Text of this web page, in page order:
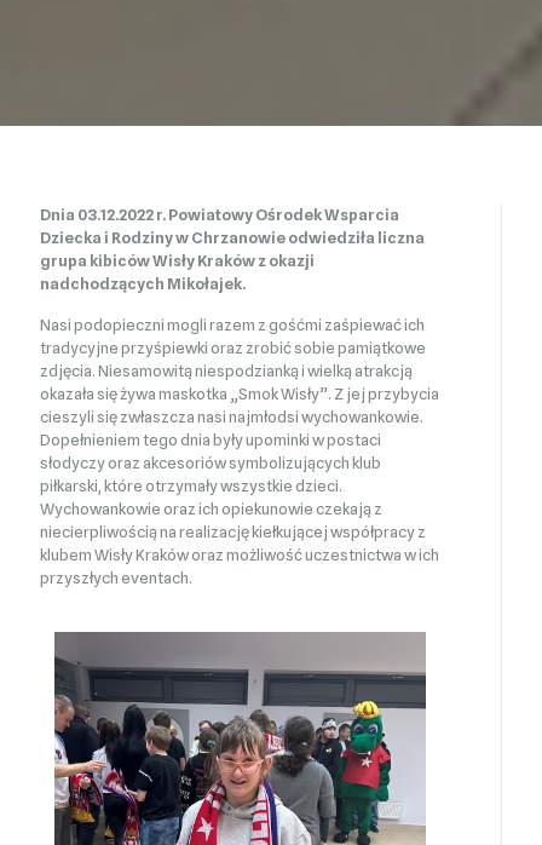
Dnia 03.12.2022 r. Powiatowy Ośrodek Wsparcia
Dziecka i Rodziny w Chrzanowie odwiedziła liczna
grupa kibiców Wisły Kraków z okazji
nadchodzących Mikołajek.
Nasi podopieczni mogli razem z gośćmi zaśpiewać ich
tradycyjne przyśpiewki oraz zrobić sobie pamiątkowe
zdjęcia. Niesamowitą niespodzianką i wielką atrakcją
okazała się żywa maskotka „Smok Wisły”. Z jej przybycia
cieszyli się zwłaszcza nasi najmłodsi wychowankowie.
Dopełnieniem tego dnia były upominki w postaci
słodyczy oraz akcesoriów symbolizujących klub
piłkarski, które otrzymały wszystkie dzieci.
Wychowankowie oraz ich opiekunowie czekają z
niecierpliwością na realizację kiełkującej współpracy z
klubem Wisły Kraków oraz możliwość uczestnictwa w ich
przyszłych eventach.